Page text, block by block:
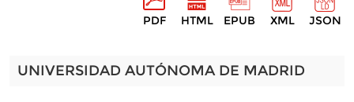
PDF HTML EPUB XML JSON
UNIVERSIDAD AUTÓNOMA DE MADRID